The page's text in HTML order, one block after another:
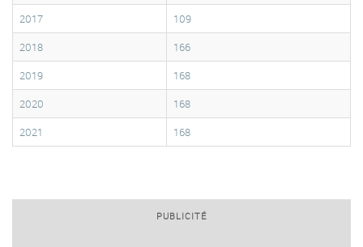
2017
109
2018
166
2019
168
2020
168
2021
168
PUBLICITÉ